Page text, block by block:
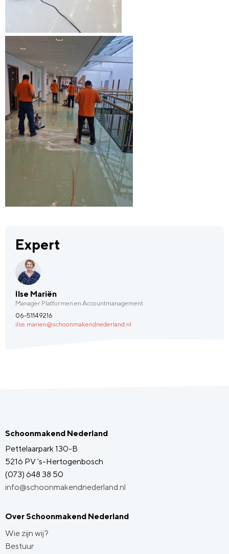
Expert
Ilse Mariën
Manager Platformen en Accountmanagement
06-51149216
ilse.marien@schoonmakendnederland.nl
Schoonmakend Nederland
Pettelaarpark 130-B
5216 PV 's-Hertogenbosch
(073) 648 38 50
info@schoonmakendnederland.nl
Over Schoonmakend Nederland
Wie zijn wij?
Bestuur